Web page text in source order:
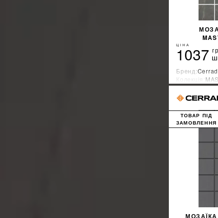
ЦІНА
1037
Бренд:Cerrad
Колекція:
Країна-
МОЗАЇКА
ТОВАР ПІД
ЗАМОВЛЕННЯ